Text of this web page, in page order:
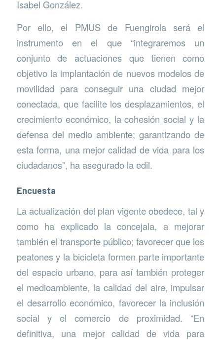
Isabel González.
Por ello, el PMUS de Fuengirola será el
instrumento en el que “integraremos un
conjunto de actuaciones que tienen como
objetivo la implantación de nuevos modelos de
movilidad para conseguir una ciudad mejor
conectada, que facilite los desplazamientos, el
crecimiento económico, la cohesión social y la
defensa del medio ambiente; garantizando de
esta forma, una mejor calidad de vida para los
ciudadanos”, ha asegurado la edil.
Encuesta
La actualización del plan vigente obedece, tal y
como ha explicado la concejala, a mejorar
también el transporte público; favorecer que los
peatones y la bicicleta formen parte importante
del espacio urbano, para así también proteger
el medioambiente, la calidad del aire, impulsar
el desarrollo económico, favorecer la inclusión
social y el comercio de proximidad. “En
definitiva, una mejor calidad de vida para